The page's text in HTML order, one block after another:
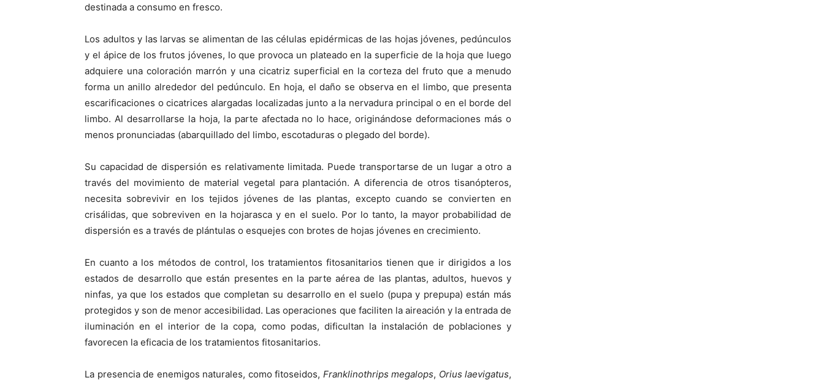
destinada a consumo en fresco.
Los adultos y las larvas se alimentan de las células epidérmicas de las hojas jóvenes, pedúnculos
y el ápice de los frutos jóvenes, lo que provoca un plateado en la superficie de la hoja que luego
adquiere una coloración marrón y una cicatriz superficial en la corteza del fruto que a menudo
forma un anillo alrededor del pedúnculo. En hoja, el daño se observa en el limbo, que presenta
escarificaciones o cicatrices alargadas localizadas junto a la nervadura principal o en el borde del
limbo. Al desarrollarse la hoja, la parte afectada no lo hace, originándose deformaciones más o
menos pronunciadas (abarquillado del limbo, escotaduras o plegado del borde).
Su capacidad de dispersión es relativamente limitada. Puede transportarse de un lugar a otro a
través del movimiento de material vegetal para plantación. A diferencia de otros tisanópteros,
necesita sobrevivir en los tejidos jóvenes de las plantas, excepto cuando se convierten en
crisálidas, que sobreviven en la hojarasca y en el suelo. Por lo tanto, la mayor probabilidad de
dispersión es a través de plántulas o esquejes con brotes de hojas jóvenes en crecimiento.
En cuanto a los métodos de control, los tratamientos fitosanitarios tienen que ir dirigidos a los
estados de desarrollo que están presentes en la parte aérea de las plantas, adultos, huevos y
ninfas, ya que los estados que completan su desarrollo en el suelo (pupa y prepupa) están más
protegidos y son de menor accesibilidad. Las operaciones que faciliten la aireación y la entrada de
iluminación en el interior de la copa, como podas, dificultan la instalación de poblaciones y
favorecen la eficacia de los tratamientos fitosanitarios.
La presencia de enemigos naturales, como fitoseidos, Franklinothrips megalops, Orius laevigatus,